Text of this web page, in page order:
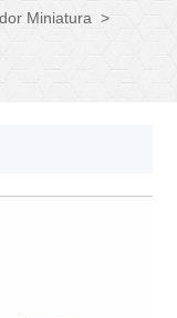
Miniatura >